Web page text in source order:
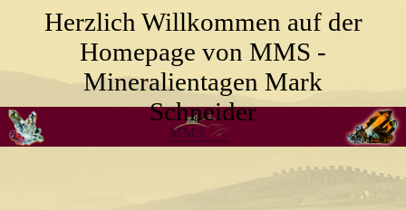
Herzlich Willkommen auf der
Homepage von MMS -
Mineralientagen Mark
Schneider